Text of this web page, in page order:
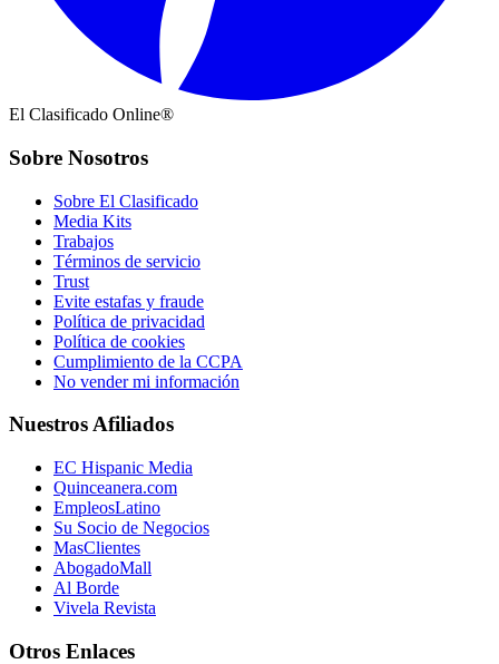
El Clasificado Online®
Sobre Nosotros
Sobre El Clasificado
Media Kits
Trabajos
Términos de servicio
Trust
Evite estafas y fraude
Política de privacidad
Política de cookies
Cumplimiento de la CCPA
No vender mi información
Nuestros Afiliados
EC Hispanic Media
Quinceanera.com
EmpleosLatino
Su Socio de Negocios
MasClientes
AbogadoMall
Al Borde
Vivela Revista
Otros Enlaces